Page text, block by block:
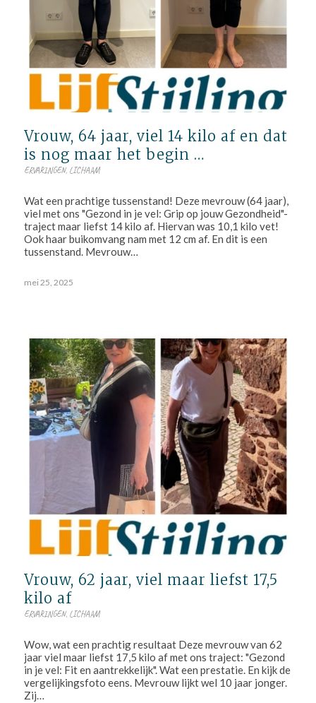
Vrouw, 64 jaar, viel 14 kilo af en dat
is nog maar het begin …
ERVARINGEN, LICHAAM
Wat een prachtige tussenstand! Deze mevrouw (64 jaar),
viel met ons "Gezond in je vel: Grip op jouw Gezondheid"-
traject maar liefst 14 kilo af. Hiervan was 10,1 kilo vet!
Ook haar buikomvang nam met 12 cm af. En dit is een
tussenstand. Mevrouw…
mei 25, 2025
Vrouw, 62 jaar, viel maar liefst 17,5
kilo af
ERVARINGEN, LICHAAM
Wow, wat een prachtig resultaat Deze mevrouw van 62
jaar viel maar liefst 17,5 kilo af met ons traject: "Gezond
in je vel: Fit en aantrekkelijk". Wat een prestatie. En kijk de
vergelijkingsfoto eens. Mevrouw lijkt wel 10 jaar jonger.
Zij…